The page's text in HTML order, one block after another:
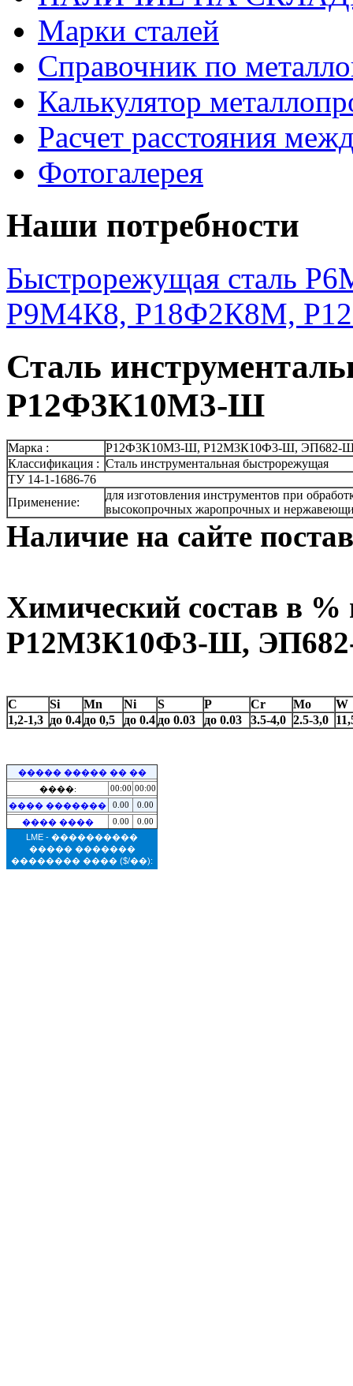
Марки сталей
Справочник по
Калькулятор
Расчет расстояния
Фотогалерея
Наши потребности
Быстрорежущая сталь
Р9М4К8, Р18Ф2К8М,
Сталь
Р12Ф3К10М3-Ш
Марка :
Р12Ф3К10М3-Ш, Р12М3К10Ф3-Ш, ЭП682-
Классификация : Сталь инструментальная быстрорежущая
ТУ 14-1-1686-76
Применение:
для изготовления инструментов при
высокопрочных жаропрочных и
Наличие на сайте
Химический состав в
Р12М3К10Ф3-Ш,
C Si Mn Ni S P Cr Mo
W
1,2-1,3 до 0.4до 0,5 до 0.4до 0.03 до 0.03 3.5-4,0 2.5-3,0
����� ����� �� ��
����:
00:00 00:00
���� �������
0.00
0.00
���� ����
0.00
0.00
LME - ����������
����� �������
�������� ���� ($/��):